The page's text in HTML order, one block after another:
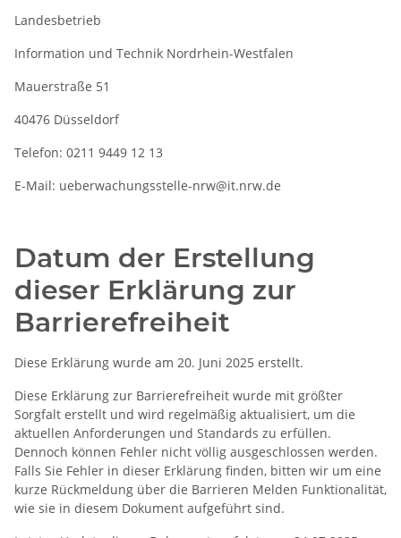
Landesbetrieb
Information und Technik Nordrhein-Westfalen
Mauerstraße 51
40476 Düsseldorf
Telefon: 0211 9449 12 13
E-Mail: ueberwachungsstelle-nrw@it.nrw.de
Datum der Erstellung
dieser Erklärung zur
Barrierefreiheit
Diese Erklärung wurde am 20. Juni 2025 erstellt.
Diese Erklärung zur Barrierefreiheit wurde mit größter
Sorgfalt erstellt und wird regelmäßig aktualisiert, um die
aktuellen Anforderungen und Standards zu erfüllen.
Dennoch können Fehler nicht völlig ausgeschlossen werden.
Falls Sie Fehler in dieser Erklärung finden, bitten wir um eine
kurze Rückmeldung über die Barrieren Melden Funktionalität,
wie sie in diesem Dokument aufgeführt sind.